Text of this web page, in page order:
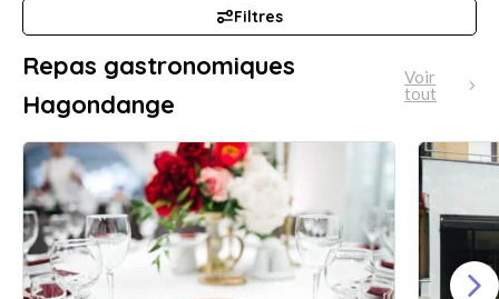
Filtres
Repas gastronomiques
Hagondange
Voir
tout